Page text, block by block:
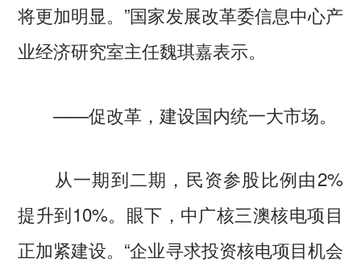
将更加明显。”国家发展改革委信息中心产
业经济研究室主任魏琪嘉表示。
——促改革，建设国内统一大市场。
从一期到二期，民资参股比例由2%
提升到10%。眼下，中广核三澳核电项目
正加紧建设。“企业寻求投资核电项目机会